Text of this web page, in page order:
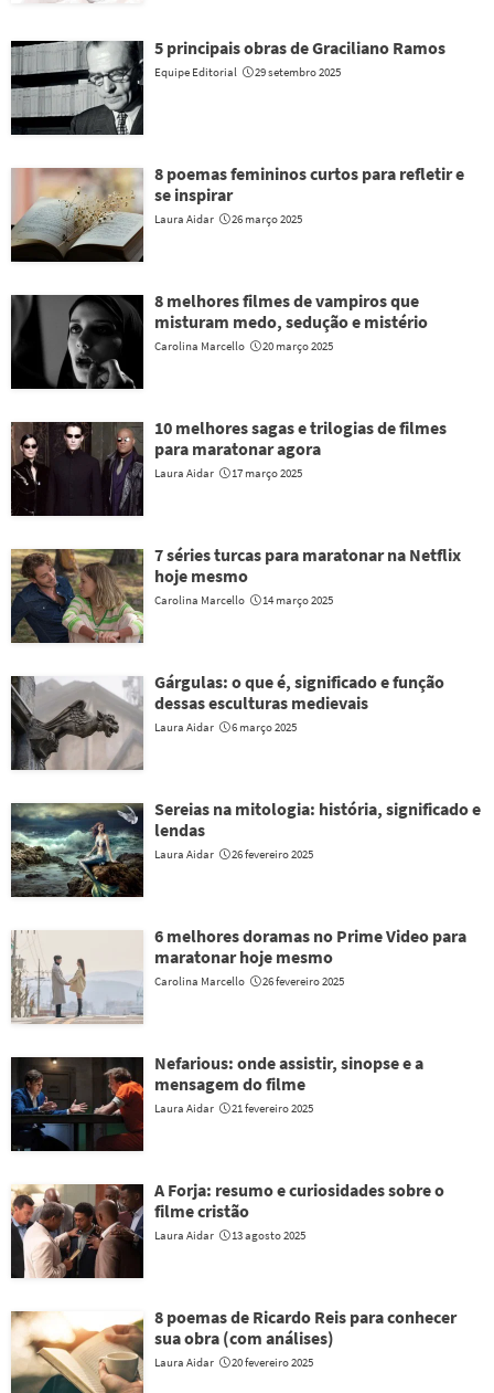
5 principais obras de Graciliano Ramos
Equipe Editorial 29 setembro 2025
8 poemas femininos curtos para refletir e
se inspirar
Laura Aidar 26 março 2025
8 melhores filmes de vampiros que
misturam medo, sedução e mistério
Carolina Marcello 20 março 2025
10 melhores sagas e trilogias de filmes
para maratonar agora
Laura Aidar 17 março 2025
7 séries turcas para maratonar na Netflix
hoje mesmo
Carolina Marcello 14 março 2025
Gárgulas: o que é, significado e função
dessas esculturas medievais
Laura Aidar 6 março 2025
Sereias na mitologia: história, significado e
lendas
Laura Aidar 26 fevereiro 2025
6 melhores doramas no Prime Video para
maratonar hoje mesmo
Carolina Marcello 26 fevereiro 2025
Nefarious: onde assistir, sinopse e a
mensagem do filme
Laura Aidar 21 fevereiro 2025
A Forja: resumo e curiosidades sobre o
filme cristão
Laura Aidar 13 agosto 2025
8 poemas de Ricardo Reis para conhecer
sua obra (com análises)
Laura Aidar 20 fevereiro 2025